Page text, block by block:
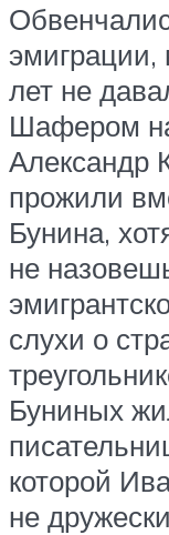
эмиграции,
лет не
Шафером
Александр
прожили
Бунина,
не
слухи о
Буниных
которой
не